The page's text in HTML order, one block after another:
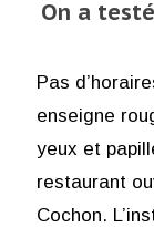
On a
Pas
enseigne
yeux et
restaurant
Cochon.